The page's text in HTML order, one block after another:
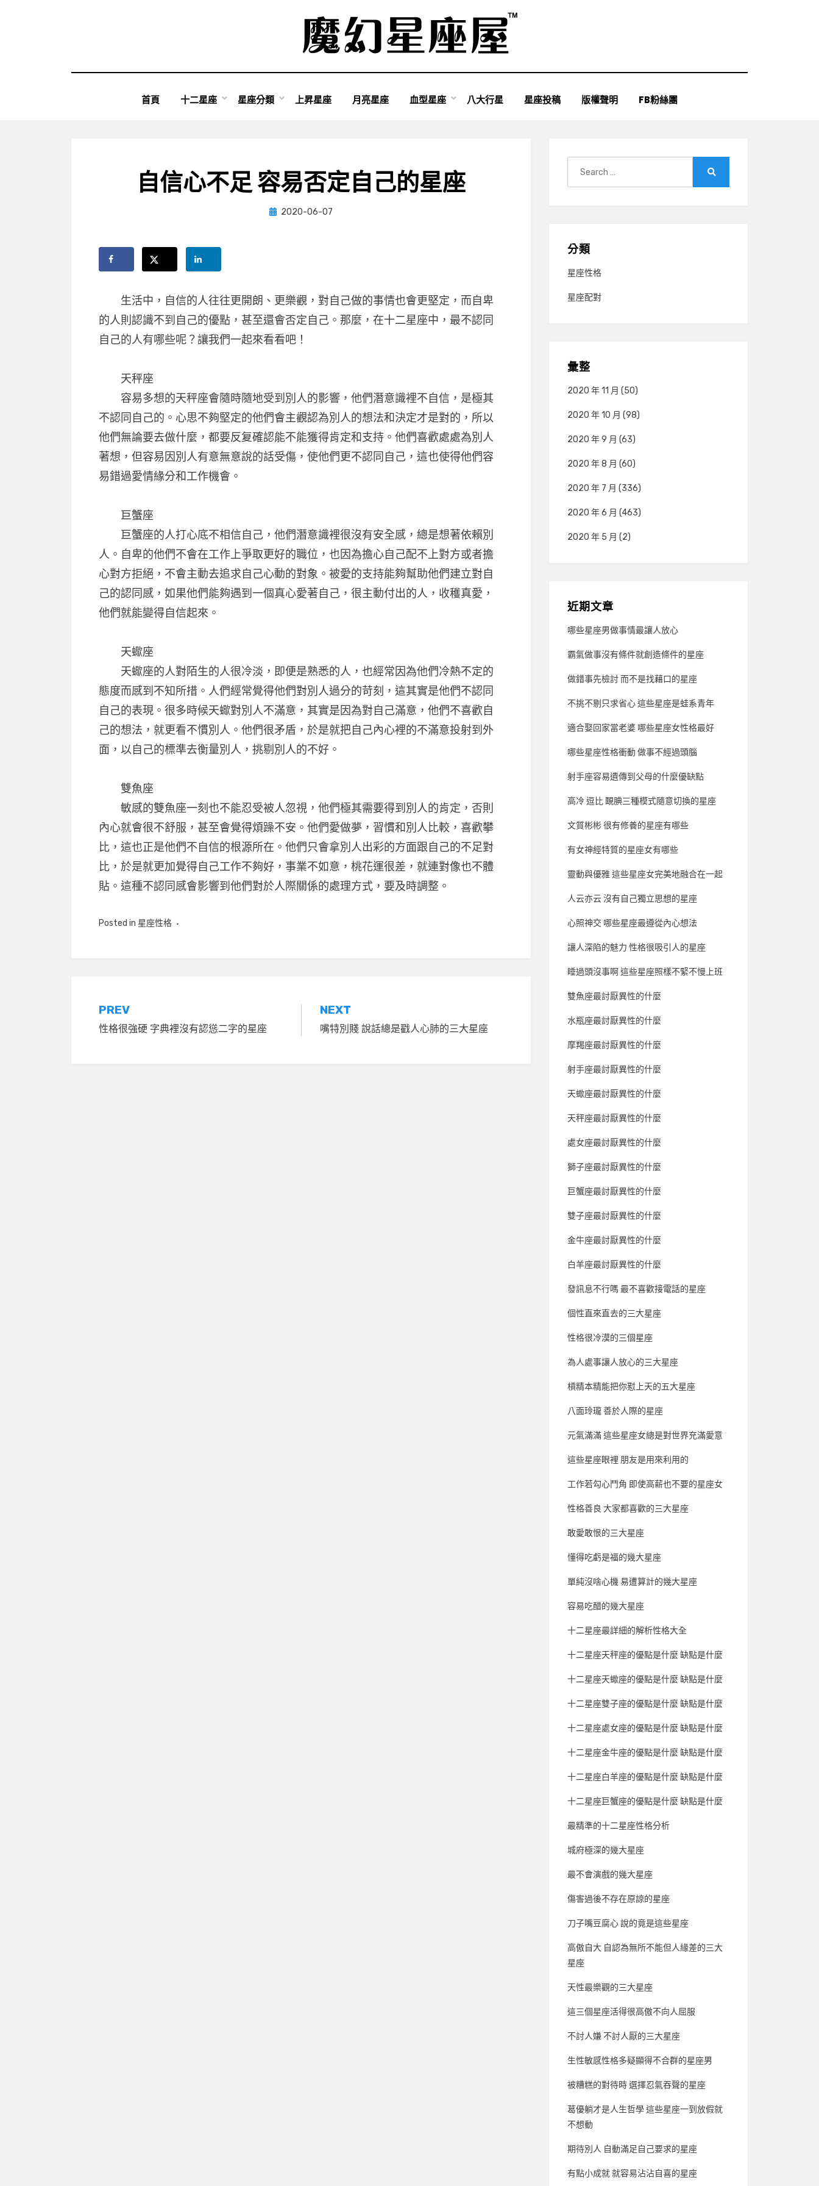
首頁 十二星座 星座分類 上昇星座 月亮星座 血型星座 八大行星 星座投稿 版權聲明 FB粉絲團
自信心不足 容易否定自己的星座
by小編
Posted
2020-06-07
生活中，自信的人往往更開朗、更樂觀，對自己做的事情也會更堅定，而自卑
的人則認識不到自己的優點，甚至還會否定自己。那麼，在十二星座中，最不認同
自己的人有哪些呢？讓我們一起來看看吧！
天秤座
容易多想的天秤座會隨時隨地受到別人的影響，他們潛意識裡不自信，是極其
不認同自己的。心思不夠堅定的他們會主觀認為別人的想法和決定才是對的，所以
他們無論要去做什麼，都要反复確認能不能獲得肯定和支持。他們喜歡處處為別人
著想，但容易因別人有意無意說的話受傷，使他們更不認同自己，這也使得他們容
易錯過愛情緣分和工作機會。
巨蟹座
巨蟹座的人打心底不相信自己，他們潛意識裡很沒有安全感，總是想著依賴別
人。自卑的他們不會在工作上爭取更好的職位，也因為擔心自己配不上對方或者擔
心對方拒絕，不會主動去追求自己心動的對象。被愛的支持能夠幫助他們建立對自
己的認同感，如果他們能夠遇到一個真心愛著自己，很主動付出的人，收穫真愛，
他們就能變得自信起來。
天蠍座
天蠍座的人對陌生的人很冷淡，即便是熟悉的人，也經常因為他們冷熱不定的
態度而感到不知所措。人們經常覺得他們對別人過分的苛刻，這其實是他們不認同
自己的表現。很多時候天蠍對別人不滿意，其實是因為對自己滿意，他們不喜歡自
己的想法，就更看不慣別人。他們很矛盾，於是就把自己內心裡的不滿意投射到外
面，以自己的標準去衡量別人，挑剔別人的不好。
雙魚座
敏感的雙魚座一刻也不能忍受被人忽視，他們極其需要得到別人的肯定，否則
內心就會很不舒服，甚至會覺得煩躁不安。他們愛做夢，習慣和別人比較，喜歡攀
比，這也正是他們不自信的根源所在。他們只會拿別人出彩的方面跟自己的不足對
比，於是就更加覺得自己工作不夠好，事業不如意，桃花運很差，就連對像也不體
貼。這種不認同感會影響到他們對於人際關係的處理方式，要及時調整。
Posted in 星座性格
文
章
PREV
性格很強硬 字典裡沒有認慫二字的星座
NEXT
嘴特別賤 說話總是戳人心肺的三大星座
分類
星座性格
星座配對
彙整
2020 年 11 月 (50)
2020 年 10 月 (98)
2020 年 9 月 (63)
2020 年 8 月 (60)
2020 年 7 月 (336)
2020 年 6 月 (463)
2020 年 5 月 (2)
近期文章
哪些星座男做事情最讓人放心
霸氣做事沒有條件就創造條件的星座
做錯事先檢討 而不是找藉口的星座
不挑不剔只求省心 這些星座是蛙系青年
適合娶回家當老婆 哪些星座女性格最好
哪些星座性格衝動 做事不經過頭腦
射手座容易遺傳到父母的什麼優缺點
高冷 逗比 靦腆三種模式隨意切換的星座
文質彬彬 很有修養的星座有哪些
有女神經特質的星座女有哪些
靈動與優雅 這些星座女完美地融合在一起
人云亦云 沒有自己獨立思想的星座
心照神交 哪些星座最遵從內心想法
讓人深陷的魅力 性格很吸引人的星座
睡過頭沒事啊 這些星座照樣不緊不慢上班
雙魚座最討厭異性的什麼
水瓶座最討厭異性的什麼
摩羯座最討厭異性的什麼
射手座最討厭異性的什麼
天蠍座最討厭異性的什麼
天秤座最討厭異性的什麼
處女座最討厭異性的什麼
獅子座最討厭異性的什麼
巨蟹座最討厭異性的什麼
雙子座最討厭異性的什麼
金牛座最討厭異性的什麼
白羊座最討厭異性的什麼
發訊息不行嗎 最不喜歡接電話的星座
個性直來直去的三大星座
性格很冷漠的三個星座
為人處事讓人放心的三大星座
槓精本精能把你懟上天的五大星座
八面玲瓏 善於人際的星座
元氣滿滿 這些星座女總是對世界充滿愛意
這些星座眼裡 朋友是用來利用的
工作若勾心鬥角 即使高薪也不要的星座女
性格善良 大家都喜歡的三大星座
敢愛敢恨的三大星座
懂得吃虧是福的幾大星座
單純沒啥心機 易遭算計的幾大星座
容易吃醋的幾大星座
十二星座最詳細的解析性格大全
十二星座天秤座的優點是什麼 缺點是什麼
十二星座天蠍座的優點是什麼 缺點是什麼
十二星座雙子座的優點是什麼 缺點是什麼
十二星座處女座的優點是什麼 缺點是什麼
十二星座金牛座的優點是什麼 缺點是什麼
十二星座白羊座的優點是什麼 缺點是什麼
十二星座巨蟹座的優點是什麼 缺點是什麼
最精準的十二星座性格分析
城府極深的幾大星座
最不會演戲的幾大星座
傷害過後不存在原諒的星座
刀子嘴豆腐心 說的竟是這些星座
高傲自大 自認為無所不能但人緣差的三大
星座
天性最樂觀的三大星座
這三個星座活得很高傲不向人屈服
不討人嫌 不討人厭的三大星座
生性敏感性格多疑顯得不合群的星座男
被糟糕的對待時 選擇忍氣吞聲的星座
葛優躺才是人生哲學 這些星座一到放假就
不想動
期待別人 自動滿足自己要求的星座
有點小成就 就容易沾沾自喜的星座